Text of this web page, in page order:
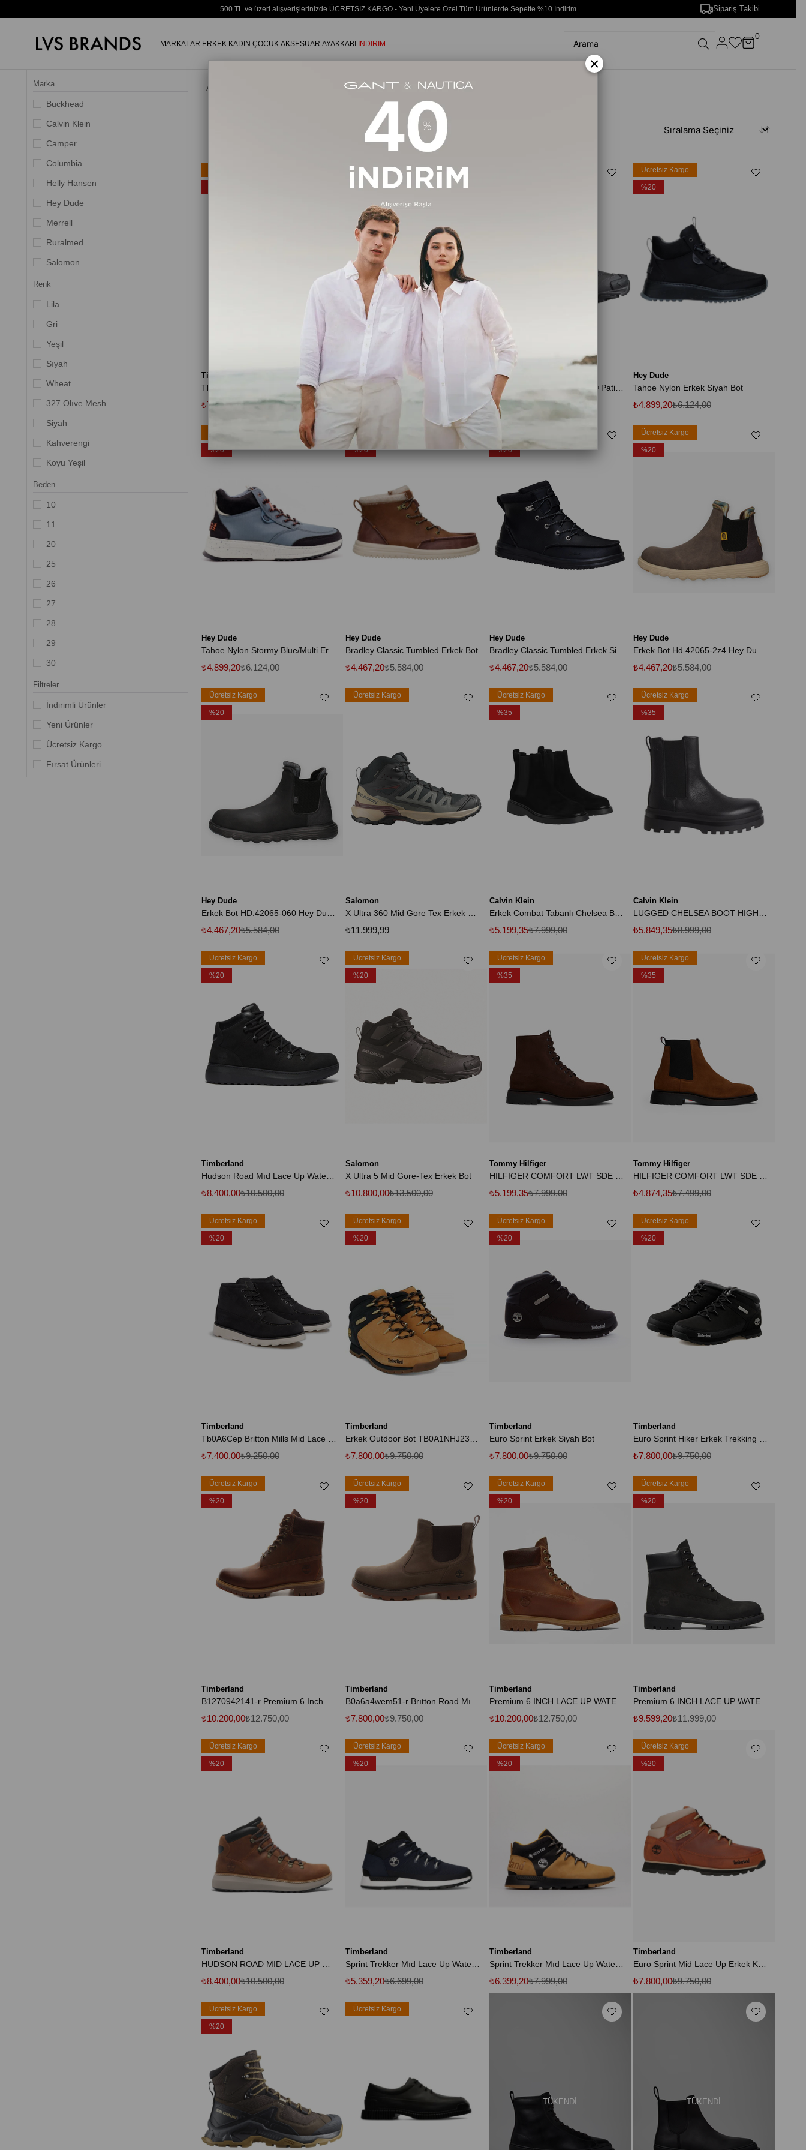
500 TL ve üzeri alışverişlerinizde ÜCRETSİZ KARGO - Yeni Üyelere Özel Tüm Ürünlerde Sepette %10 İndirim Sipariş Takibi
MARKALAR ERKEK KADIN ÇOCUK AKSESUAR AYAKKABI İNDİRİM
0
Marka
Buckhead
Calvin Klein
Camper
Columbia
Helly Hansen
Hey Dude
Merrell
Ruralmed
Salomon
Superfit
The North Face
Timberland
Tommy Hilfiger
Renk
Lila
Gri
Yeşil
Sıyah
Wheat
327 Olıve Mesh
Siyah
Kahverengi
Koyu Yeşil
Tarçın
Black/Phantom/Magnet
Kaki
Red Brown
--Sarı
Turuncu
Beden
10
11
20
25
26
27
28
29
30
31
32
33
34
35
Filtreler
İndirimli Ürünler
Yeni Ürünler
Ücretsiz Kargo
Fırsat Ürünleri
Anasayfa AYAKKABI Bot & Bootie
Timberland
₺7.400,00₺9.250,00
Calvin Klein
Erkek Bot YM0YM01372PDG
Ücretsiz Kargo
%35
Salomon
X Ultra 5 Mıd Gtx Gore-Tex® Patika Tırmanış Erkek Outdoor Bot SİYAH
₺10.799,99 ₺13.499,99
Hey Dude
Tahoe Nylon Erkek Siyah Bot
₺4.899,20₺6.124,00
Ücretsiz Kargo
%20
Hey Dude
Tahoe Nylon Stormy Blue/Multi Erkek Bot
₺4.899,20₺6.124,00
%20
Hey Dude
Bradley Classic Tumbled Erkek Bot
₺4.467,20₺5.584,00
Ücretsiz Kargo
%20
Hey Dude
Bradley Classic Tumbled Erkek Siyah Bağcıklı Bot
₺4.467,20₺5.584,00
%20
Hey Dude
₺4.467,20₺5.584,00
Ücretsiz Kargo
%20
Hey Dude
₺4.467,20₺5.584,00
Ücretsiz Kargo
%20
Salomon
₺11.999,99
Ücretsiz Kargo
Calvin Klein
Erkek Combat Tabanlı Chelsea Bot - Siyah
₺5.199,35₺7.999,00
Ücretsiz Kargo
%35
Calvin Klein
₺5.849,35₺8.999,00
Ücretsiz Kargo
%35
Timberland
₺8.400,00₺10.500,00
Ücretsiz Kargo
%20
Salomon
X Ultra 5 Mid Gore-Tex Erkek Bot
₺10.800,00₺13.500,00
Ücretsiz Kargo
%20
Tommy Hilfiger
₺5.199,35₺7.999,00
Ücretsiz Kargo
%35
Tommy Hilfiger
₺4.874,35₺7.499,00
Ücretsiz Kargo
%35
Timberland
₺7.400,00₺9.250,00
Ücretsiz Kargo
%20
Timberland
₺7.800,00₺9.750,00
Ücretsiz Kargo
%20
Timberland
Euro Sprint Erkek Siyah Bot
₺7.800,00₺9.750,00
Ücretsiz Kargo
%20
Timberland
₺7.800,00₺9.750,00
Ücretsiz Kargo
%20
Timberland
₺10.200,00₺12.750,00
Ücretsiz Kargo
%20
Timberland
₺7.800,00₺9.750,00
Ücretsiz Kargo
%20
Timberland
Premium 6 INCH LACE UP WATERP TB1270942141
₺10.200,00₺12.750,00
Ücretsiz Kargo
%20
Timberland
Premium 6 INCH LACE UP WATERP TB1100730011
₺9.599,20₺11.999,00
Ücretsiz Kargo
%20
Timberland
₺8.400,00₺10.500,00
Ücretsiz Kargo
%20
Timberland
₺5.359,20₺6.699,00
Ücretsiz Kargo
%20
Timberland
₺6.399,20₺7.999,00
Ücretsiz Kargo
%20
Timberland
Euro Sprint Mid Lace Up Erkek Kahverengi Bot Tb0a121k2141
₺7.800,00₺9.750,00
Ücretsiz Kargo
%20
Ücretsiz Kargo
%20
Ücretsiz Kargo
TÜKENDI TÜKENDI
×